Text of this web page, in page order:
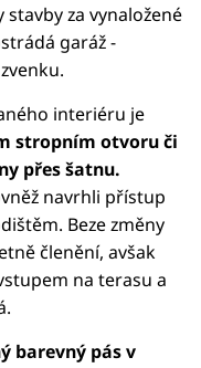
za vynaložené
garáž -
interiéru je
stropním otvoru či
přes šatnu.
navrhli přístup
Beze změny
členění, avšak
na terasu a
barevný pás v